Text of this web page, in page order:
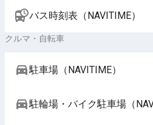
バス時刻表（NAVITIME）
クルマ・自転車
駐車場（NAVITIME）
駐輪場・バイク駐車場（